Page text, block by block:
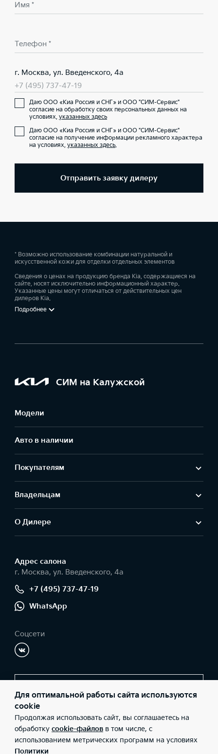
Имя *
Телефон *
г. Москва, ул. Введенского, 4а
+7 (495) 737-47-19
Даю ООО «Киа Россия и СНГ» и ООО "СИМ-Сервис"
согласие на обработку своих персональных данных на
условиях, указанных здесь
Даю ООО «Киа Россия и СНГ» и ООО "СИМ-Сервис"
согласие на получение информации рекламного характера
на условиях, указанных здесь.
Отправить заявку дилеру
* Возможно использование комбинации натуральной и
искусственной кожи для отделки отдельных элементов
Сведения о ценах на продукцию бренда Kia, содержащиеся на
сайте, носят исключительно информационный характер.
Указанные цены могут отличаться от действительных цен
дилеров Kia.
Подробнее
СИМ на Калужской
Модели
Авто в наличии
Покупателям
Владельцам
О Дилере
Адрес салонa
г. Москва, ул. Введенского, 4а
+7 (495) 737-47-19
WhatsApp
Соцсети
© 2026 Юридические лица ООО "СИМ-Сервис" (Фактический
адрес: г. Москва, ул. Введенского, 4а; Телефон: +7 (495) 737-47-
19; ИНН: 7726458509; ОГРН: 1197746608795), ООО «Киа Россия и
СНГ» (Фактический адрес: г.Москва, Валовая 26; Телефон: 8 800
Для оптимальной работы сайта используются
cookie
Продолжая использовать сайт, вы соглашаетесь на
обработку cookie-файлов в том числе, с
использованием метрических программ на условиях
Политики